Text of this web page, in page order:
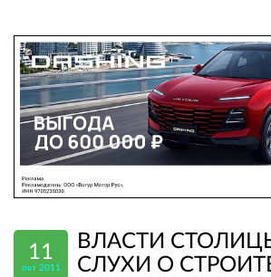
11
окт 2011
ВЛАСТИ
СЛУХИ О